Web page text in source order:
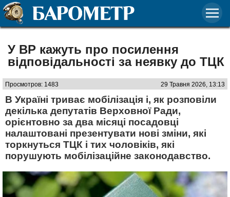
У ВР кажуть про посилення
відповідальності за неявку до ТЦК
Просмотров: 1483 29 Травня 2026, 13:13
В Україні триває мобілізація і, як розповіли
декілька депутатів Верховної Ради,
орієнтовно за два місяці посадовці
налаштовані презентувати нові зміни, які
торкнуться ТЦК і тих чоловіків, які
порушують мобілізаційне законодавство.